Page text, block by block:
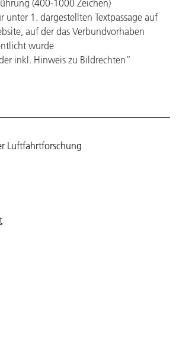
(400-1000 Zeichen)
unter 1. dargestellten Textpassage auf
auf der das Verbundvorhaben
wurde
inkl. Hinweis zu Bildrechten“
Luftfahrtforschung